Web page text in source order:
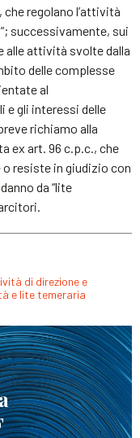
regolano l’attività
successivamente, sui
alle attività svolte dalla
delle complesse
al
e gli interessi delle
richiamo alla
ex art. 96 c.p.c., che
resiste in giudizio con
da “lite
di direzione e
e lite temeraria